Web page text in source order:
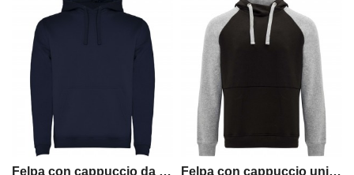
Felpa con cappuccio da uomo Urban Felpa con cappuccio unisex bicolore Badet